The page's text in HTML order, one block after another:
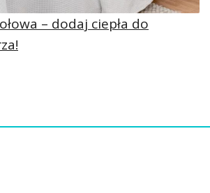
– dodaj ciepła do